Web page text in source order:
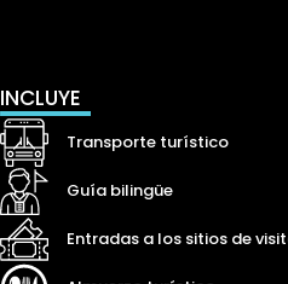
INCLUYE
Transporte turístico
Guía bilingüe
Entradas a los sitios de